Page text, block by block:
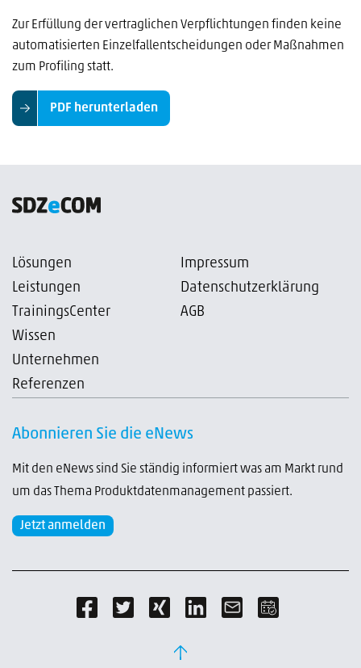
Zur Erfüllung der vertraglichen Verpflichtungen finden keine
automatisierten Einzelfallentscheidungen oder Maßnahmen
zum Profiling statt.
PDF herunterladen
Lösungen
Leistungen
TrainingsCenter
Wissen
Unternehmen
Referenzen
Impressum
Datenschutzerklärung
AGB
Abonnieren Sie die eNews
Mit den eNews sind Sie ständig informiert was am Markt rund
um das Thema Produktdatenmanagement passiert.
Jetzt anmelden